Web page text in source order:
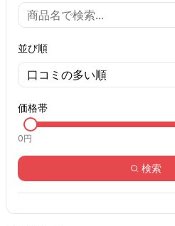
並び順
口コミの多い順
価格帯
0円
検索